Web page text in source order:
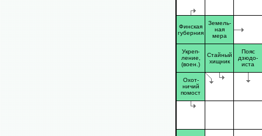
Финская
губерния
Земель-
ная
мера
Укреп-
ление,
(воен.)
Стайный
хищник
Пояс
дзюдо-
иста
Охот-
ничий
помост